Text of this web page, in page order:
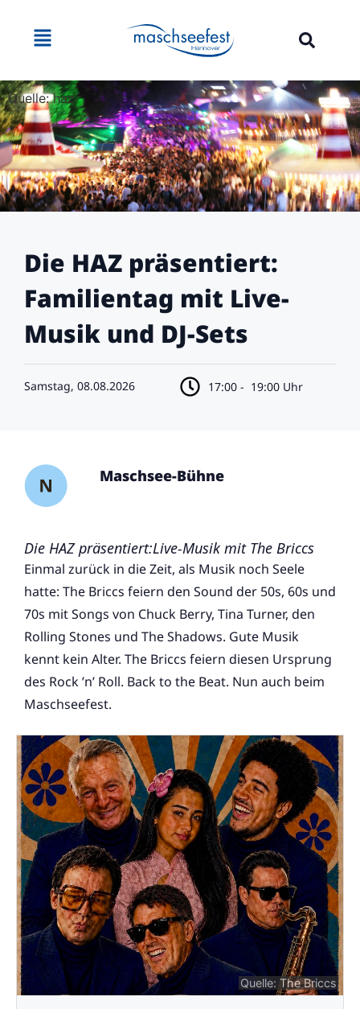
Quelle: haz
Die HAZ präsentiert:
Familientag mit Live-
Musik und DJ-Sets
Samstag, 08.08.2026 17:00 - 19:00 Uhr
Maschsee-Bühne
Die HAZ präsentiert:Live-Musik mit The Briccs
Einmal zurück in die Zeit, als Musik noch Seele
hatte: The Briccs feiern den Sound der 50s, 60s und
70s mit Songs von Chuck Berry, Tina Turner, den
Rolling Stones und The Shadows. Gute Musik
kennt kein Alter. The Briccs feiern diesen Ursprung
des Rock ’n’ Roll. Back to the Beat. Nun auch beim
Maschseefest.
Quelle: The Briccs